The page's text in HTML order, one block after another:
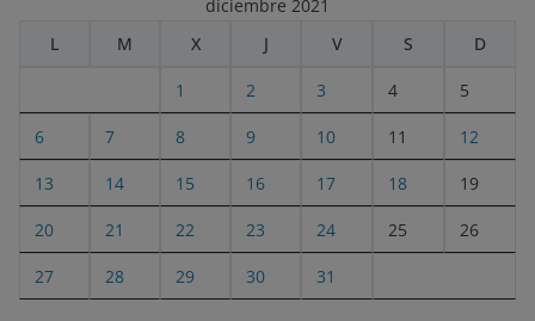
diciembre 2021
L
M X J V S D
1 2 3 4 5
6 7 8 9 10 11 12
13 14 15 16 17 18 19
20 21 22 23 24 25 26
27 28 29 30 31